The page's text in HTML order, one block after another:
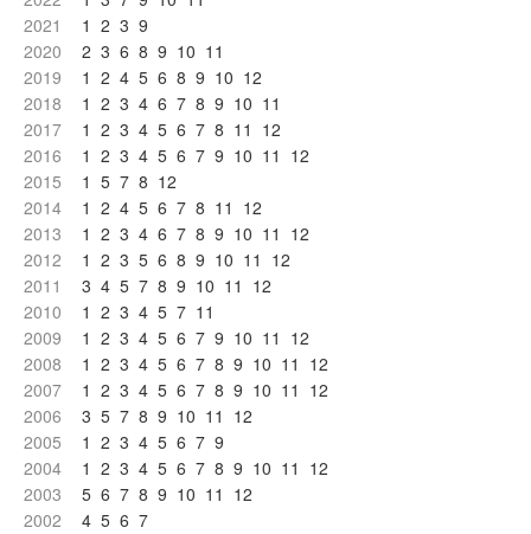
2021
1 2 3 9
2020
2 3 6 8 9 10 11
2019
1 2 4 5 6 8 9 10 12
2018
1 2 3 4 6 7 8 9 10 11
2017
1 2 3 4 5 6 7 8 11 12
2016
1 2 3 4 5 6 7 9 10 11 12
2015
1 5 7 8 12
2014
1 2 4 5 6 7 8 11 12
2013
1 2 3 4 6 7 8 9 10 11 12
2012
1 2 3 5 6 8 9 10 11 12
2011
3 4 5 7 8 9 10 11 12
2010
1 2 3 4 5 7 11
2009
1 2 3 4 5 6 7 9 10 11 12
2008
1 2 3 4 5 6 7 8 9 10 11 12
2007
1 2 3 4 5 6 7 8 9 10 11 12
2006
3 5 7 8 9 10 11 12
2005
1 2 3 4 5 6 7 9
2004
1 2 3 4 5 6 7 8 9 10 11 12
2003
5 6 7 8 9 10 11 12
2002
4 5 6 7